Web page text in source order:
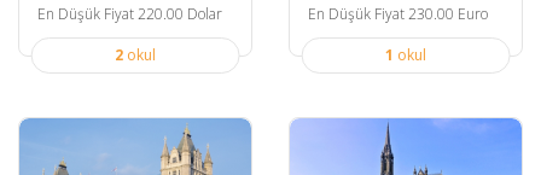
En Düşük Fiyat 220.00 Dolar
2okul
En Düşük Fiyat 230.00 Euro
1 okul